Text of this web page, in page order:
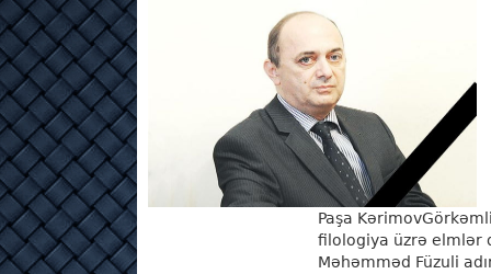
Paşa
filologiya üzrə elmlər
Məhəmməd Füzuli